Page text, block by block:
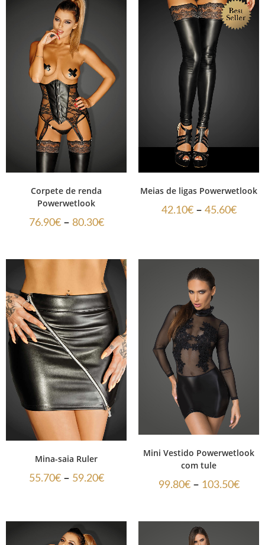
Corpete de renda
Powerwetlook
76.90€ – 80.30€
Meias de ligas Powerwetlook
42.10€ – 45.60€
Mina-saia Ruler
55.70€ – 59.20€
Mini Vestido Powerwetlook
com tule
99.80€ – 103.50€